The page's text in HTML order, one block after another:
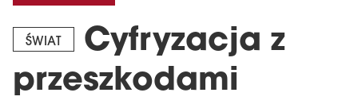
ŚWIAT
Cyfryzacja z
przeszkodami